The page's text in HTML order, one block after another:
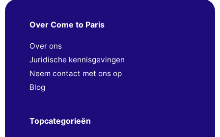
Over Come to Paris
Over ons
Juridische kennisgevingen
Neem contact met ons op
Blog
Topcategorieën